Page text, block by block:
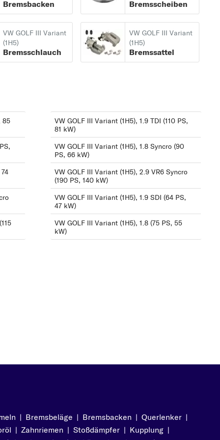
1.9 SDI (64 PS, 47 kW)
1.9 TD (75 PS, 55 kW)
1.9 TDI (90 PS, 66 kW)
1.9 TDI (110 PS, 81 kW)
2.0 Syncro (115 PS, 85
2.9 VR6 Syncro (190
PS, 140 kW)
Bremsbacken Bremsscheiben
VW GOLF III Variant
(1H5)
Bremsschlauch
VW GOLF III Variant
(1H5)
Bremssattel
85
VW GOLF III Variant (1H5), 1.9 TDI (110 PS,
81 kW)
VW GOLF III Variant (1H5), 1.8 Syncro (90
PS, 66 kW)
VW GOLF III Variant (1H5), 2.9 VR6 Syncro
(190 PS, 140 kW)
VW GOLF III Variant (1H5), 1.9 SDI (64 PS,
47 kW)
VW GOLF III Variant (1H5), 1.8 (75 PS, 55
kW)
| Bremsbeläge | Bremsbacken | Querlenker |
| Zahnriemen | Stoßdämpfer | Kupplung |